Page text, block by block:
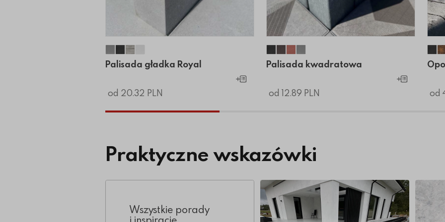
Palisada gładka Royal
Palisada gładka Royal
Palisada gładka Royal
Palisada gładka Royal
od 20.32 PLN
Dodaj do koszyka
Palisada kwadratowa
Palisada kwadratowa
Palisada kwadratowa
Palisada kwadratowa
Palisada kwadratowa
od 12.89 PLN
Dodaj do koszyka
od
Praktyczne wskazówki
Wszystkie porady
Więcej o Nowoczesny taras z